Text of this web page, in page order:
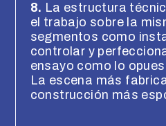
8. La estructura
el trabajo sobre la
segmentos como
controlar y
ensayo como lo
La escena más
construcción más